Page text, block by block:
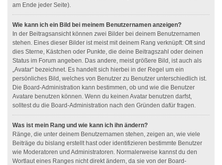
am Ende jeder Seite).
Wie kann ich ein Bild bei meinem Benutzernamen anzeigen?
In der Beitragsansicht können zwei Bilder bei deinem Benutzernamen
stehen. Eines dieser Bilder ist meist mit deinem Rang verknüpft: Oft sind
dies Sterne, Kästchen oder Punkte, die deine Beitragszahl oder deinen
Status im Forum angeben. Das andere, meist größere Bild, ist auch als
„Avatar“ bezeichnet. Es handelt sich hierbei in der Regel um ein
persönliches Bild, welches von Benutzer zu Benutzer unterschiedlich ist.
Die Board-Administration kann bestimmen, ob und wie die Benutzer
Avatare benutzen können. Wenn du keinen Avatar benutzen darfst,
solltest du die Board-Administration nach den Gründen dafür fragen.
Was ist mein Rang und wie kann ich ihn ändern?
Ränge, die unter deinem Benutzernamen stehen, zeigen an, wie viele
Beiträge du bislang erstellt hast oder identifizieren bestimmte Benutzer
wie Moderatoren und Administratoren. Normalerweise kannst du den
Wortlaut eines Ranges nicht direkt ändern, da sie von der Board-